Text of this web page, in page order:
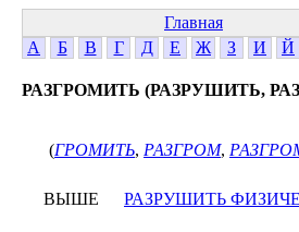
Главная
А
Б В Г Д Е Ж З И Й
РАЗГРОМИТЬ (РАЗРУШИТЬ,
(ГРОМИТЬ, РАЗГРОМ,
ВЫШЕ РАЗРУШИТЬ